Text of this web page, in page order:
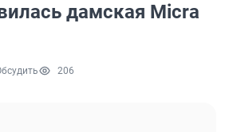
дамская Micra
206